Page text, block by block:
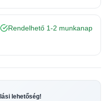
Rendelhető 1-2 munkanap
lehetőség!